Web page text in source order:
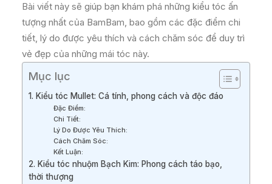
Bài viết này sẽ giúp bạn khám phá những kiểu tóc ấn
tượng nhất của BamBam, bao gồm các đặc điểm chi
tiết, lý do được yêu thích và cách chăm sóc để duy trì
vẻ đẹp của những mái tóc này.
Mục lục
1. Kiểu tóc Mullet: Cá tính, phong cách và độc đáo
Đặc Điểm:
Chi Tiết:
Lý Do Được Yêu Thích:
Cách Chăm Sóc:
Kết Luận:
2. Kiểu tóc nhuộm Bạch Kim: Phong cách táo bạo,
thời thượng